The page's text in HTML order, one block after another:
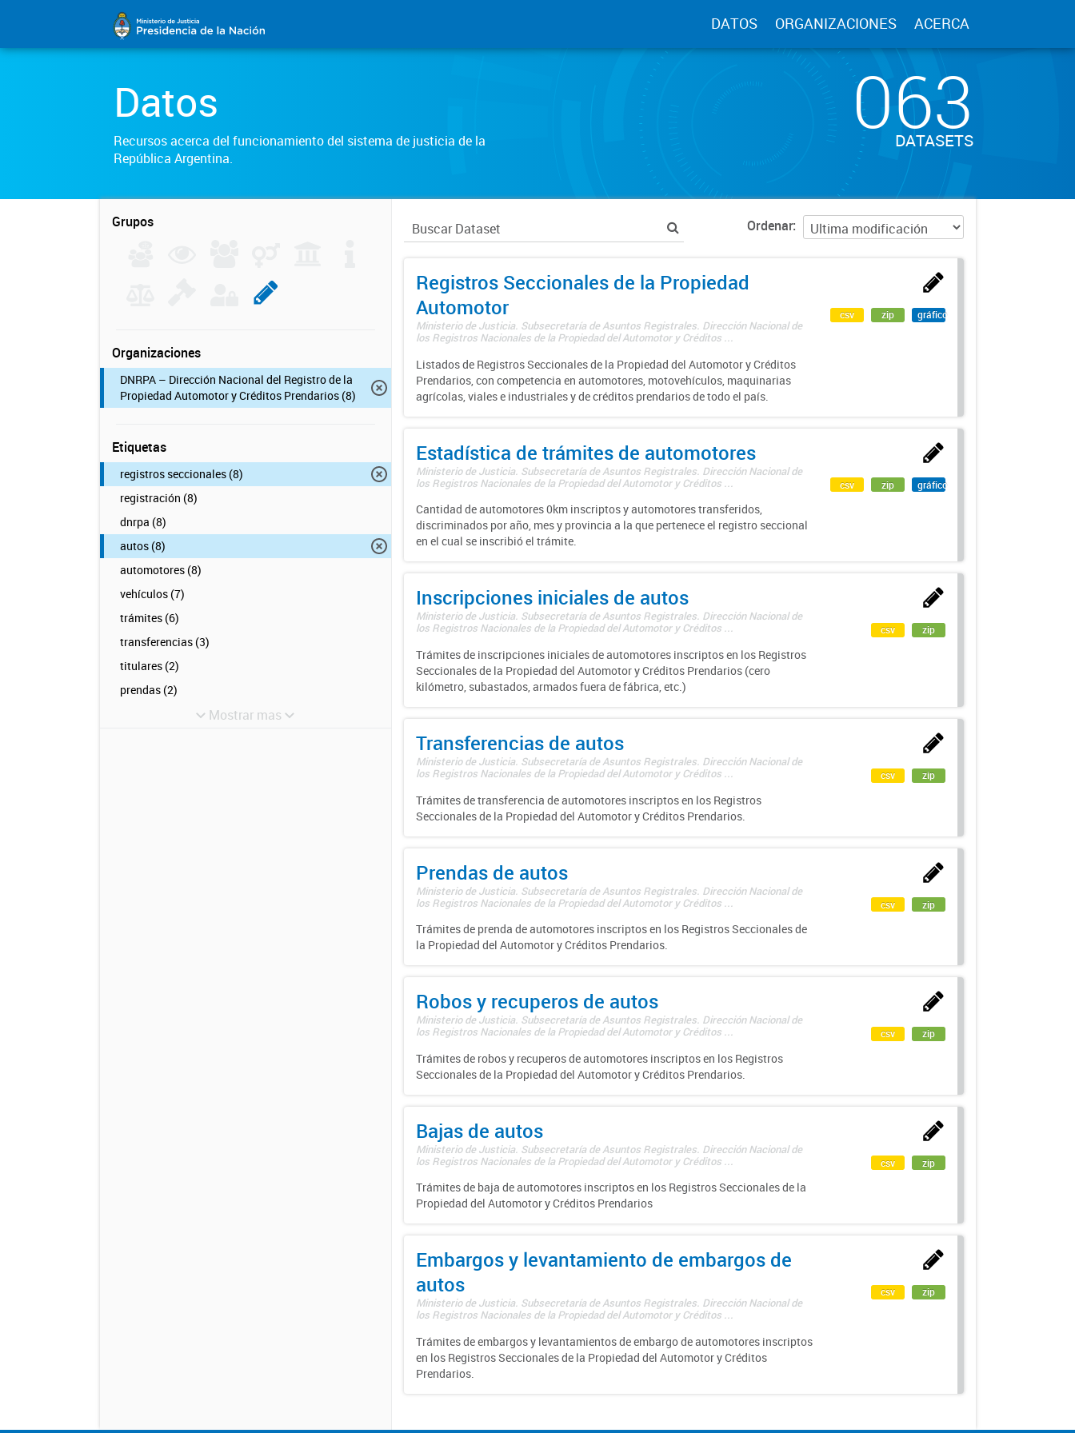
DATOS ORGANIZACIONES ACERCA
Datos
Recursos acerca del funcionamiento del sistema de justicia de la
República Argentina.
063
DATASETS
Grupos
Organizaciones
DNRPA – Dirección Nacional del Registro de la
Propiedad Automotor y Créditos Prendarios (8)
Etiquetas
registros seccionales (8)
registración (8)
dnrpa (8)
autos (8)
automotores (8)
vehículos (7)
trámites (6)
transferencias (3)
titulares (2)
prendas (2)
Mostrar mas
Ordenar
Registros Seccionales de la Propiedad
Automotor
Ministerio de Justicia. Subsecretaría de Asuntos Registrales. Dirección Nacional de
los Registros Nacionales de la Propiedad del Automotor y Créditos ...
Listados de Registros Seccionales de la Propiedad del Automotor y Créditos
Prendarios, con competencia en automotores, motovehículos, maquinarias
agrícolas, viales e industriales y de créditos prendarios de todo el país.
csv zip gráfico
Estadística de trámites de automotores
Ministerio de Justicia. Subsecretaría de Asuntos Registrales. Dirección Nacional de
los Registros Nacionales de la Propiedad del Automotor y Créditos ...
Cantidad de automotores 0km inscriptos y automotores transferidos,
discriminados por año, mes y provincia a la que pertenece el registro seccional
en el cual se inscribió el trámite.
csv zip gráfico
Inscripciones iniciales de autos
Ministerio de Justicia. Subsecretaría de Asuntos Registrales. Dirección Nacional de
los Registros Nacionales de la Propiedad del Automotor y Créditos ...
Trámites de inscripciones iniciales de automotores inscriptos en los Registros
Seccionales de la Propiedad del Automotor y Créditos Prendarios (cero
kilómetro, subastados, armados fuera de fábrica, etc.)
csv zip
Transferencias de autos
Ministerio de Justicia. Subsecretaría de Asuntos Registrales. Dirección Nacional de
los Registros Nacionales de la Propiedad del Automotor y Créditos ...
Trámites de transferencia de automotores inscriptos en los Registros
Seccionales de la Propiedad del Automotor y Créditos Prendarios.
csv zip
Prendas de autos
Ministerio de Justicia. Subsecretaría de Asuntos Registrales. Dirección Nacional de
los Registros Nacionales de la Propiedad del Automotor y Créditos ...
Trámites de prenda de automotores inscriptos en los Registros Seccionales de
la Propiedad del Automotor y Créditos Prendarios.
csv zip
Robos y recuperos de autos
Ministerio de Justicia. Subsecretaría de Asuntos Registrales. Dirección Nacional de
los Registros Nacionales de la Propiedad del Automotor y Créditos ...
Trámites de robos y recuperos de automotores inscriptos en los Registros
Seccionales de la Propiedad del Automotor y Créditos Prendarios.
csv zip
Bajas de autos
Ministerio de Justicia. Subsecretaría de Asuntos Registrales. Dirección Nacional de
los Registros Nacionales de la Propiedad del Automotor y Créditos ...
Trámites de baja de automotores inscriptos en los Registros Seccionales de la
Propiedad del Automotor y Créditos Prendarios
csv zip
Embargos y levantamiento de embargos de
autos
Ministerio de Justicia. Subsecretaría de Asuntos Registrales. Dirección Nacional de
los Registros Nacionales de la Propiedad del Automotor y Créditos ...
Trámites de embargos y levantamientos de embargo de automotores inscriptos
en los Registros Seccionales de la Propiedad del Automotor y Créditos
Prendarios.
csv zip